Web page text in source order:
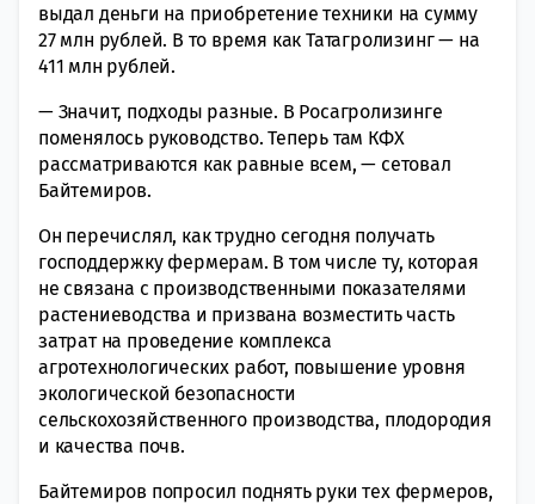
выдал деньги на приобретение техники на сумму
27 млн рублей. В то время как Татагролизинг — на
411 млн рублей.
— Значит, подходы разные. В Росагролизинге
поменялось руководство. Теперь там КФХ
рассматриваются как равные всем, — сетовал
Байтемиров.
Он перечислял, как трудно сегодня получать
господдержку фермерам. В том числе ту, которая
не связана с производственными показателями
растениеводства и призвана возместить часть
затрат на проведение комплекса
агротехнологических работ, повышение уровня
экологической безопасности
сельскохозяйственного производства, плодородия
и качества почв.
Байтемиров попросил поднять руки тех фермеров,